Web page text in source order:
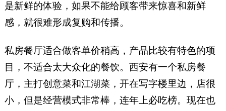
是新鲜的体验，如果不能给顾客带来惊喜和新鲜
感，就很难形成复购和传播。
私房餐厅适合做客单价稍高，产品比较有特色的项
目，不适合太大众化的餐饮。西安有一个私房餐
厅，主打创意菜和江湖菜，开在写字楼里边，店很
小，但是经营模式非常棒，连年上必吃榜。现在也